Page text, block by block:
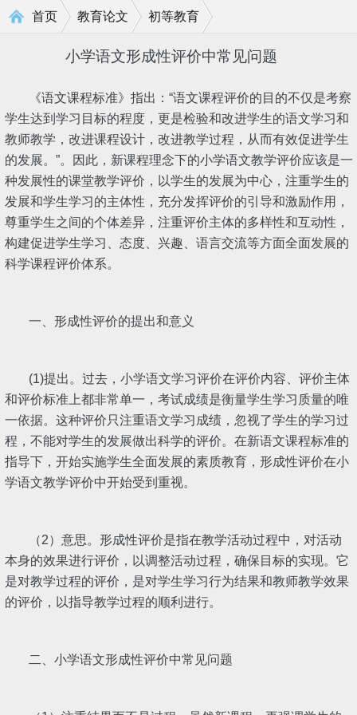
首页 教育论文 初等教育
小学语文形成性评价中常见问题
《语文课程标准》指出：“语文课程评价的目的不仅是考察
学生达到学习目标的程度，更是检验和改进学生的语文学习和
教师教学，改进课程设计，改进教学过程，从而有效促进学生
的发展。”。因此，新课程理念下的小学语文教学评价应该是一
种发展性的课堂教学评价，以学生的发展为中心，注重学生的
发展和学生学习的主体性，充分发挥评价的引导和激励作用，
尊重学生之间的个体差异，注重评价主体的多样性和互动性，
构建促进学生学习、态度、兴趣、语言交流等方面全面发展的
科学课程评价体系。
一、形成性评价的提出和意义
(1)提出。过去，小学语文学习评价在评价内容、评价主体
和评价标准上都非常单一，考试成绩是衡量学生学习质量的唯
一依据。这种评价只注重语文学习成绩，忽视了学生的学习过
程，不能对学生的发展做出科学的评价。在新语文课程标准的
指导下，开始实施学生全面发展的素质教育，形成性评价在小
学语文教学评价中开始受到重视。
（2）意思。形成性评价是指在教学活动过程中，对活动
本身的效果进行评价，以调整活动过程，确保目标的实现。它
是对教学过程的评价，是对学生学习行为结果和教师教学效果
的评价，以指导教学过程的顺利进行。
二、小学语文形成性评价中常见问题